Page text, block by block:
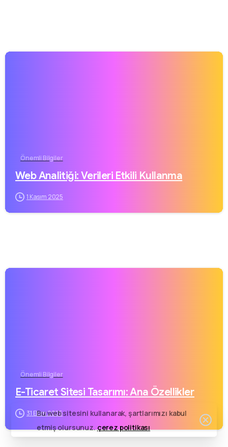
Önemli Bilgiler
Web Analitiği: Verileri Etkili Kullanma
1 Kasım 2025
Önemli Bilgiler
E-Ticaret Sitesi Tasarımı: Ana Özellikler
31 Ekim 2025
Bu web sitesini kullanarak, şartlarımızı kabul
etmiş olursunuz.çerez politikası